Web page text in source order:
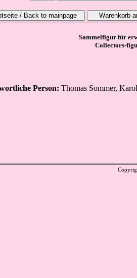
Sammelfigur für
Collectors-
Person: Thomas Sommer,